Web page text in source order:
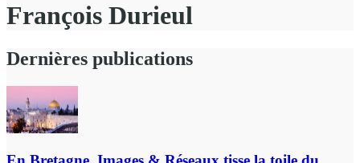
François Durieul
Dernières publications